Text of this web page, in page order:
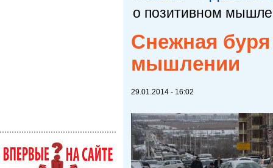
о позитивном
Снежная
мышлении
29.01.2014 - 16:02